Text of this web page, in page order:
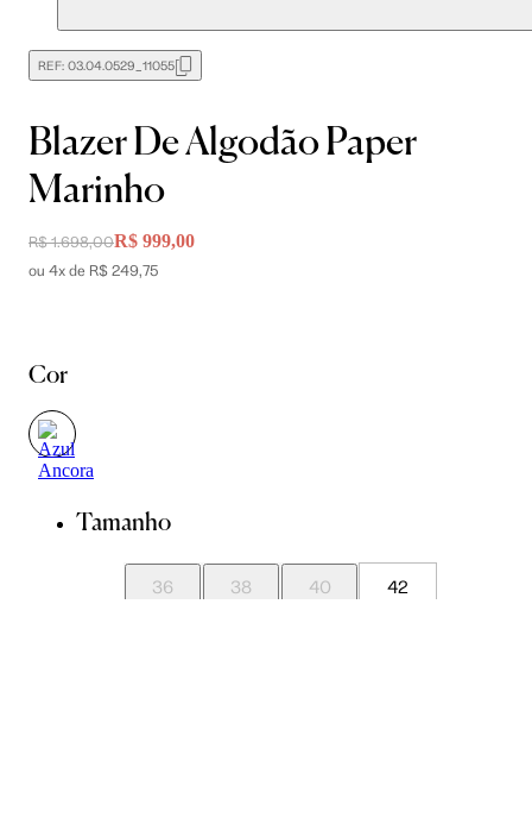
REF: 03.04.0529_11055
Blazer De Algodão Paper
Marinho
R$ 1.698,00R$ 999,00
ou 4x de R$ 249,75
Cor
Tamanho
36 38 40 42